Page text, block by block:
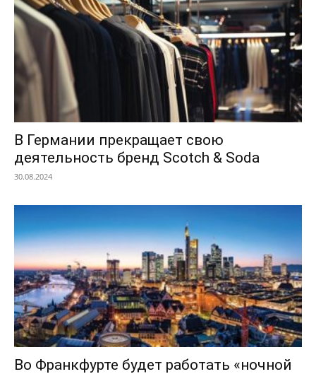
В Германии прекращает свою
деятельность бренд Scotch & Soda
30.08.2024
Во Франкфурте будет работать «ночной